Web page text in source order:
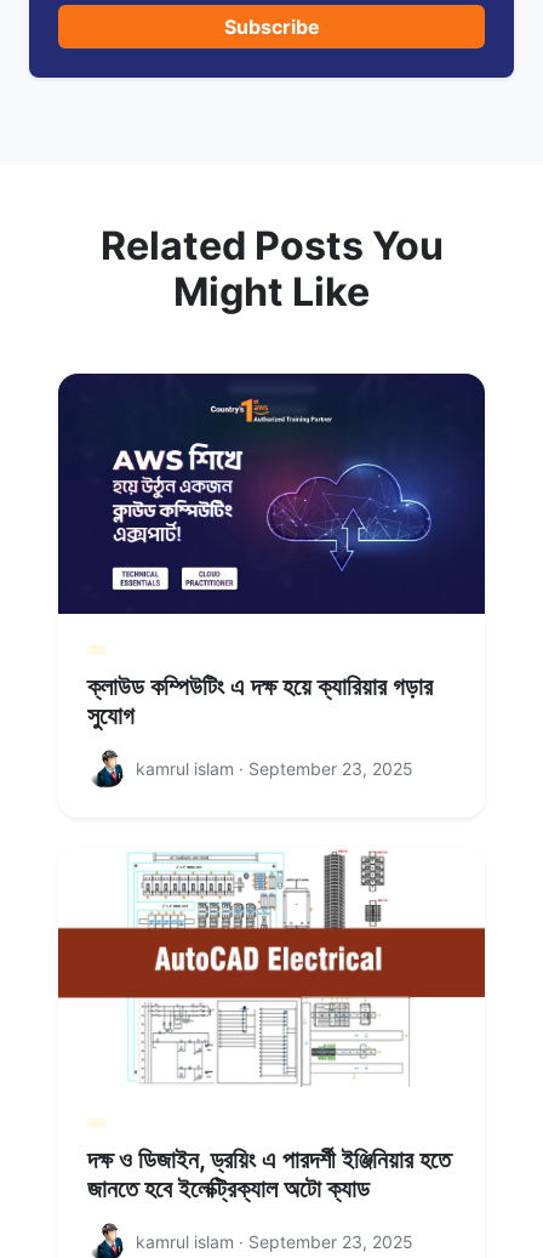
Subscribe
Related Posts You
Might Like
ক্লাউড কম্পিউটিং এ দক্ষ হয়ে ক্যারিয়ার গড়ার
সুযোগ
kamrul islam · September 23, 2025
দক্ষ ও ডিজাইন, ড্রয়িং এ পারদর্শী ইঞ্জিনিয়ার হতে
জানতে হবে ইলেক্ট্রিক্যাল অটো ক্যাড
kamrul islam · September 23, 2025